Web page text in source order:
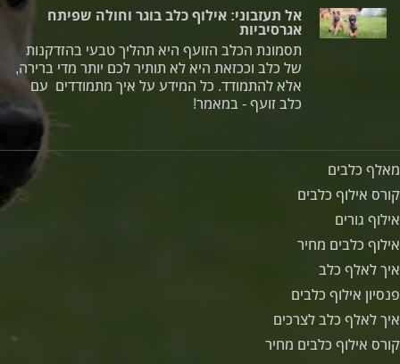
אל תעזבוני: אילוף כלב בוגר וחולה שפיתח
אגרסיביות
תסמונת הכלב הזועף היא תהליך טבעי בהזדקנות
של כלב וככזאת היא לא תותיר לכם יותר מדי ברירה,
אלא להתמודד. כל המידע על איך מתמודדים עם
כלב זועף - במאמר!
מאלף כלבים
קורס אילוף כלבים
אילוף גורים
אילוף כלבים מחיר
איך לאלף כלב
פנסיון אילוף כלבים
איך לאלף כלב לצרכים
קורס אילוף כלבים מחיר